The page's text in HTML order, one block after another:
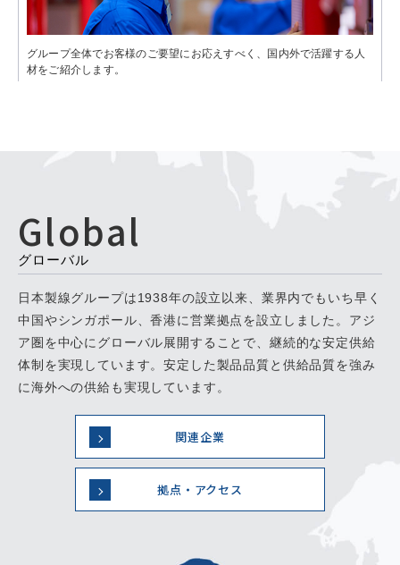
グループ全体でお客様のご要望にお応えすべく、国内外で活躍する人
材をご紹介します。
Global
グローバル
日本製線グループは1938年の設立以来、業界内でもいち早く
中国やシンガポール、香港に営業拠点を設立しました。アジ
ア圏を中心にグローバル展開することで、継続的な安定供給
体制を実現しています。安定した製品品質と供給品質を強み
に海外への供給も実現しています。
関連企業
拠点・アクセス